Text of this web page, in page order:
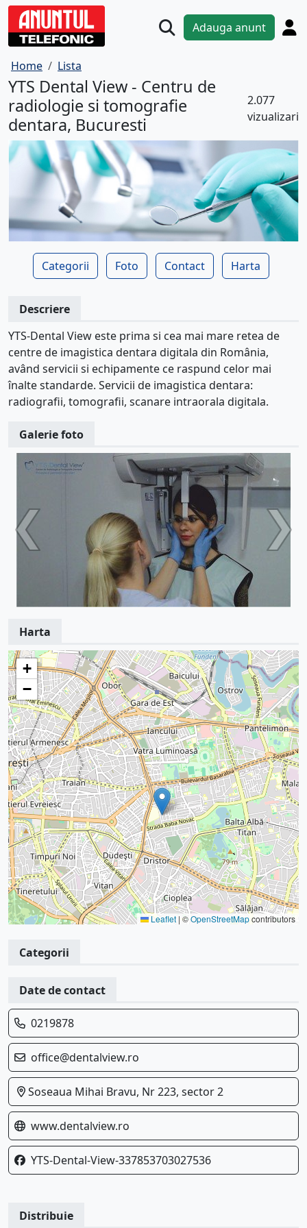
Adauga anunt
Home Lista
YTS Dental View - Centru de
radiologie si tomografie
dentara, Bucuresti
2.077
vizualizari
Categorii Foto Contact Harta
Descriere
YTS-Dental View este prima si cea mai mare retea de
centre de imagistica dentara digitala din România,
având servicii si echipamente ce raspund celor mai
înalte standarde. Servicii de imagistica dentara:
radiografii, tomografii, scanare intraorala digitala.
Galerie foto
Harta
+
−
Leaflet | ©OpenStreetMapcontributors
Categorii
Date de contact
0219878
office@dentalview.ro
Soseaua Mihai Bravu, Nr 223, sector 2
www.dentalview.ro
YTS-Dental-View-337853703027536
Distribuie